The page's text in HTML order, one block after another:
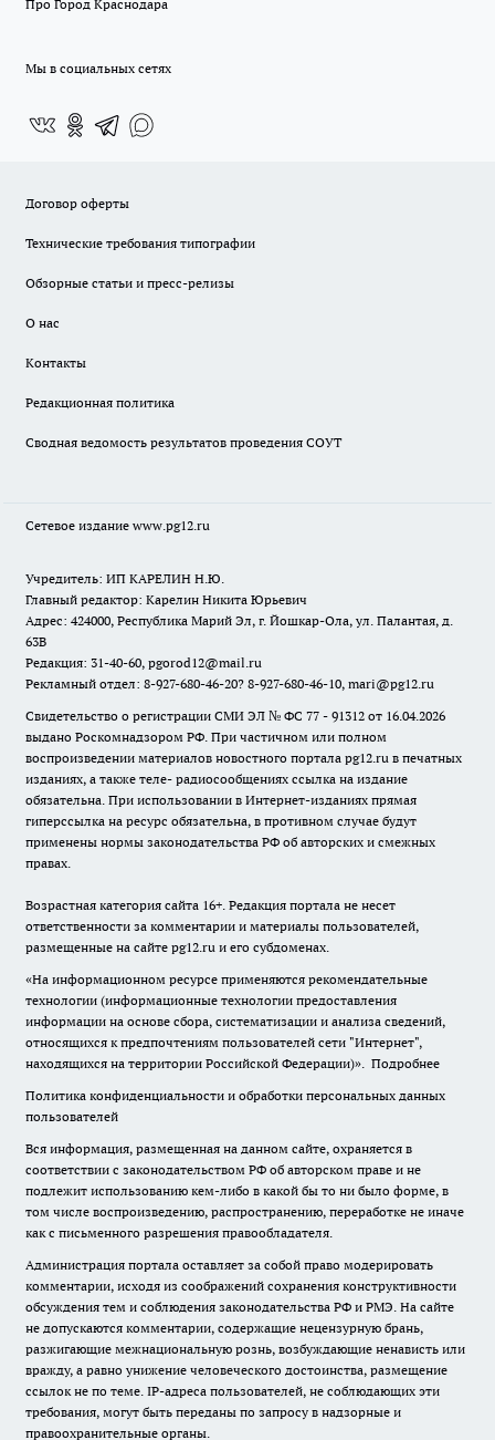
Про Город Краснодара
Мы в социальных сетях
Договор оферты
Технические требования типографии
Обзорные статьи и пресс-релизы
О нас
Контакты
Редакционная политика
Сводная ведомость результатов проведения СОУТ
Сетевое издание www.pg12.ru
Учредитель: ИП КАРЕЛИН Н.Ю.
Главный редактор: Карелин Никита Юрьевич
Адрес: 424000, Республика Марий Эл, г. Йошкар-Ола, ул. Палантая, д.
63В
Редакция: 31-40-60, pgorod12@mail.ru
Рекламный отдел: 8-927-680-46-20? 8-927-680-46-10, mari@pg12.ru
Свидетельство о регистрации СМИ ЭЛ № ФС 77 - 91312 от 16.04.2026
выдано Роскомнадзором РФ. При частичном или полном
воспроизведении материалов новостного портала pg12.ru в печатных
изданиях, а также теле- радиосообщениях ссылка на издание
обязательна. При использовании в Интернет-изданиях прямая
гиперссылка на ресурс обязательна, в противном случае будут
применены нормы законодательства РФ об авторских и смежных
правах.
Возрастная категория сайта 16+. Редакция портала не несет
ответственности за комментарии и материалы пользователей,
размещенные на сайте pg12.ru и его субдоменах.
«На информационном ресурсе применяются рекомендательные
технологии (информационные технологии предоставления
информации на основе сбора, систематизации и анализа сведений,
относящихся к предпочтениям пользователей сети "Интернет",
находящихся на территории Российской Федерации)». Подробнее
Политика конфиденциальности и обработки персональных данных
пользователей
Вся информация, размещенная на данном сайте, охраняется в
соответствии с законодательством РФ об авторском праве и не
подлежит использованию кем-либо в какой бы то ни было форме, в
том числе воспроизведению, распространению, переработке не иначе
как с письменного разрешения правообладателя.
Администрация портала оставляет за собой право модерировать
комментарии, исходя из соображений сохранения конструктивности
обсуждения тем и соблюдения законодательства РФ и РМЭ. На сайте
не допускаются комментарии, содержащие нецензурную брань,
разжигающие межнациональную рознь, возбуждающие ненависть или
вражду, а равно унижение человеческого достоинства, размещение
ссылок не по теме. IP-адреса пользователей, не соблюдающих эти
требования, могут быть переданы по запросу в надзорные и
правоохранительные органы.